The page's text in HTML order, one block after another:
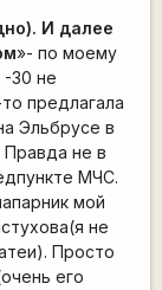
И далее
»- по моему
30 не
предлагала
Эльбрусе в
Правда не в
МЧС.
мой
не
Просто
его